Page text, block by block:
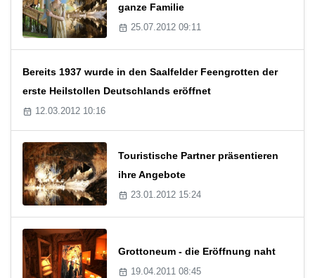
ganze Familie
25.07.2012 09:11
Bereits 1937 wurde in den Saalfelder Feengrotten der
erste Heilstollen Deutschlands eröffnet
12.03.2012 10:16
Touristische Partner präsentieren
ihre Angebote
23.01.2012 15:24
Grottoneum - die Eröffnung naht
19.04.2011 08:45